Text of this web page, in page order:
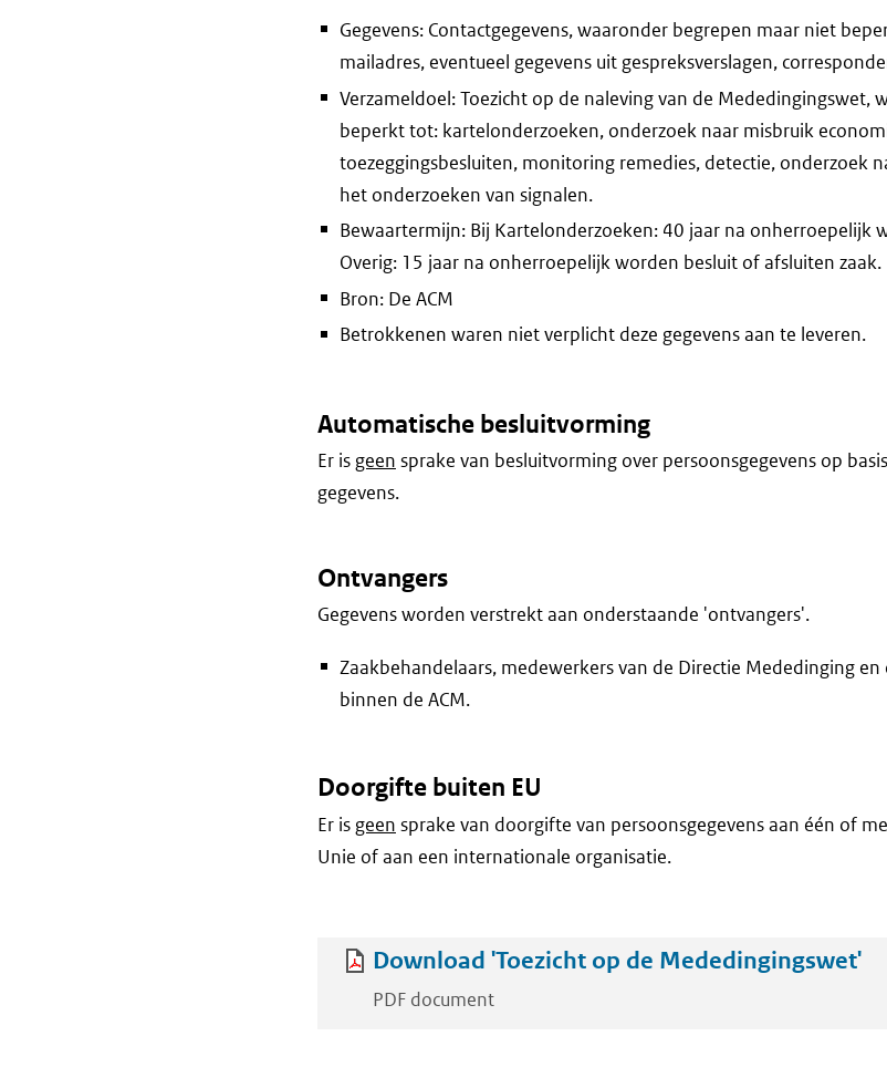
Gegevens: Contactgegevens, waaronder begrepen maar niet
mailadres, eventueel gegevens uit gespreksverslagen,
Verzameldoel: Toezicht op de naleving van de Mededingingswet,
beperkt tot: kartelonderzoeken, onderzoek naar misbruik
toezeggingsbesluiten, monitoring remedies, detectie, onderzoek
het onderzoeken van signalen.
Bewaartermijn: Bij Kartelonderzoeken: 40 jaar na onherroepelijk
Overig: 15 jaar na onherroepelijk worden besluit of afsluiten zaak.
Bron: De ACM
Betrokkenen waren niet verplicht deze gegevens aan te leveren.
Automatische besluitvorming
Er is geen sprake van besluitvorming over persoonsgegevens op
gegevens.
Ontvangers
Gegevens worden verstrekt aan onderstaande 'ontvangers'.
Zaakbehandelaars, medewerkers van de Directie Mededinging
binnen de ACM.
Doorgifte buiten EU
Er is geen sprake van doorgifte van persoonsgegevens aan één of
Unie of aan een internationale organisatie.
Download 'Toezicht op de Mededingingswet'
PDF document